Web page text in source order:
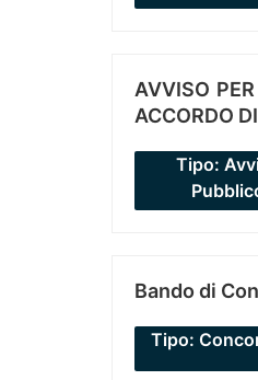
AVVISO
ACCORDO
Tipo:
Bando di
Tipo: